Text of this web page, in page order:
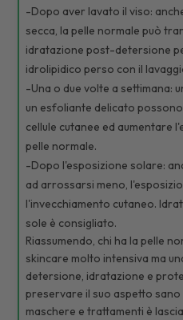
-Dopo aver lavato il viso:
secca, la pelle normale può
idratazione post-detersione
idrolipidico perso con il
-Una o due volte a settimana:
un esfoliante delicato
cellule cutanee ed aumentare
pelle normale.
-Dopo l'esposizione solare:
ad arrossarsi meno,
l'invecchiamento cutaneo.
sole è consigliato.
Riassumendo, chi ha la pelle
skincare molto intensiva ma
detersione, idratazione e
preservare il suo aspetto sano
maschere e trattamenti è